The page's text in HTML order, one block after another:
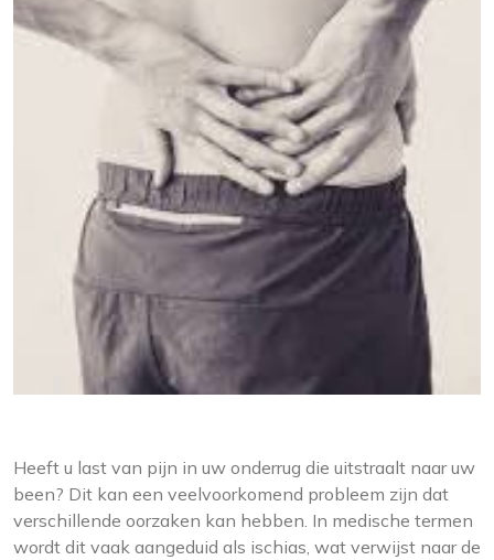
Heeft u last van pijn in uw onderrug die uitstraalt naar uw
been? Dit kan een veelvoorkomend probleem zijn dat
verschillende oorzaken kan hebben. In medische termen
wordt dit vaak aangeduid als ischias, wat verwijst naar de